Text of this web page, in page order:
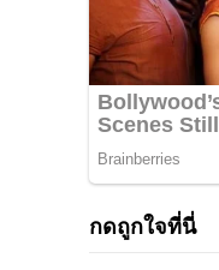
กดถูกใจที่นี่